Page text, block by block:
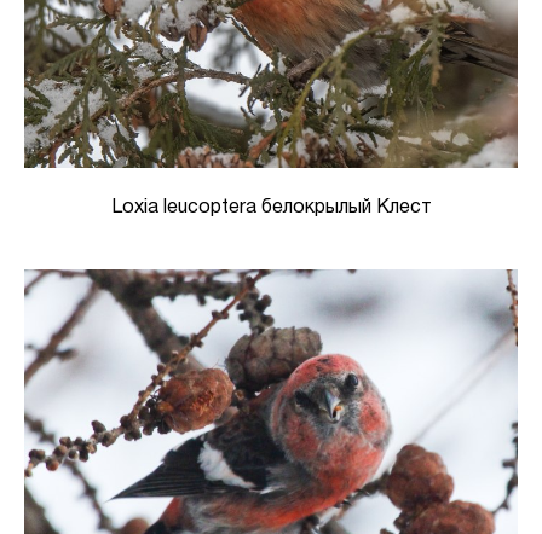
Loxia leucoptera белокрылый Клест